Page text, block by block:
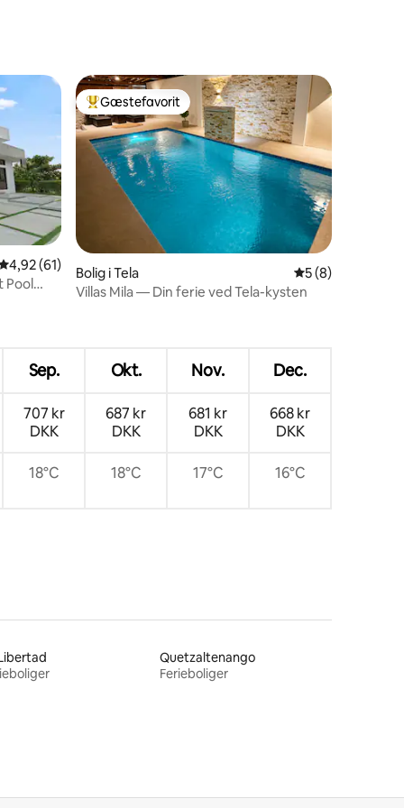
omtaler
ud af 5 i gennemsnitlig bedømmelse, 61 omtaler
4,92 (61)
Pool
Bedste gæstefavorit
Gæstefavorit
Bolig i Tela 5 ud af 5 i
5 (8)
Villas Mila — Din ferie ved Tela-kysten
Sep. Okt. Nov. Dec.
707 kr
DKK
687 kr
DKK
681 kr
DKK
668 kr
DKK
18°C 18°C 17°C 16°C
Quetzaltenango
Ferieboliger